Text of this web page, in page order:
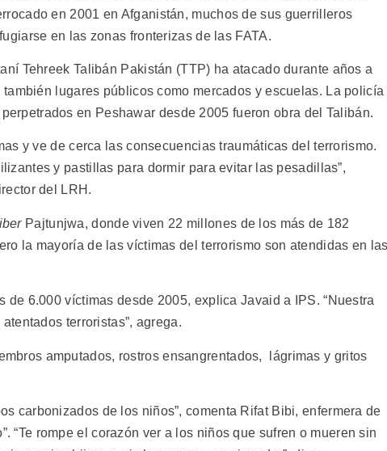
en 2001 en Afganistán, muchos de sus guerrilleros
en las zonas fronterizas de las FATA.
Tehreek Talibán Pakistán (TTP) ha atacado durante años a
lugares públicos como mercados y escuelas. La policía
en Peshawar desde 2005 fueron obra del Talibán.
y ve de cerca las consecuencias traumáticas del terrorismo.
y pastillas para dormir para evitar las pesadillas”,
del LRH.
Pajtunjwa, donde viven 22 millones de los más de 182
la mayoría de las víctimas del terrorismo son atendidas en
de 6.000 víctimas desde 2005, explica Javaid a IPS. “Nuestra
terroristas”, agrega.
amputados, rostros ensangrentados, lágrimas y gritos
carbonizados de los niños”, comenta Rifat Bibi, enfermera de
“Te rompe el corazón ver a los niños que sufren o mueren sin